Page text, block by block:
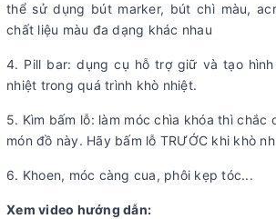
thể sử dụng bút marker, bút chì màu,
chất liệu màu đa dạng khác nhau
4. Pill bar: dụng cụ hỗ trợ giữ và tạo
nhiệt trong quá trình khò nhiệt.
5. Kìm bấm lỗ: làm móc chìa khóa thì chắc
món đồ này. Hãy bấm lỗ TRƯỚC khi khò
6. Khoen, móc càng cua, phôi kẹp tóc...
Xem video hướng dẫn: